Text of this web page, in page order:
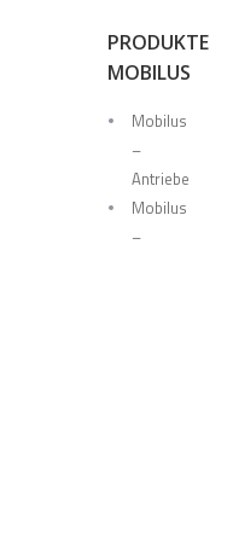
PRODUKTE
MOBILUS
Mobilus
–
Antriebe
Mobilus
–